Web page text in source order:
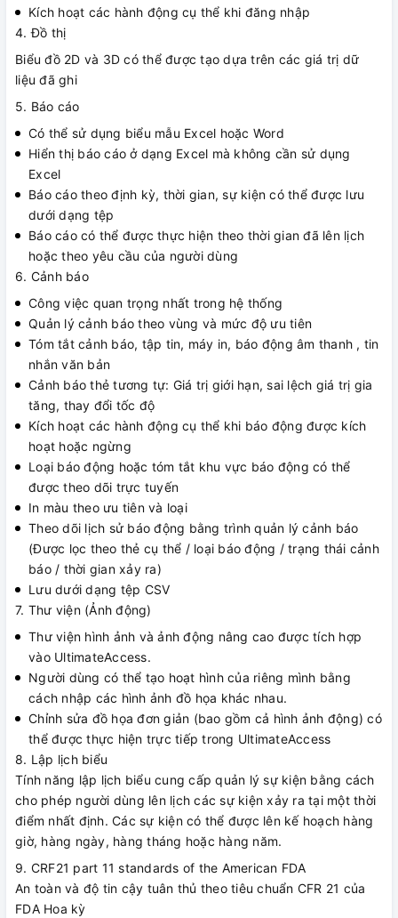
Kích hoạt các hành động cụ thể khi đăng nhập
4. Đồ thị
Biểu đồ 2D và 3D có thể được tạo dựa trên các giá trị dữ
liệu đã ghi
5. Báo cáo
Có thể sử dụng biểu mẫu Excel hoặc Word
Hiển thị báo cáo ở dạng Excel mà không cần sử dụng
Excel
Báo cáo theo định kỳ, thời gian, sự kiện có thể được lưu
dưới dạng tệp
Báo cáo có thể được thực hiện theo thời gian đã lên lịch
hoặc theo yêu cầu của người dùng
6. Cảnh báo
Công việc quan trọng nhất trong hệ thống
Quản lý cảnh báo theo vùng và mức độ ưu tiên
Tóm tắt cảnh báo, tập tin, máy in, báo động âm thanh , tin
nhắn văn bản
Cảnh báo thẻ tương tự: Giá trị giới hạn, sai lệch giá trị gia
tăng, thay đổi tốc độ
Kích hoạt các hành động cụ thể khi báo động được kích
hoạt hoặc ngừng
Loại báo động hoặc tóm tắt khu vực báo động có thể
được theo dõi trực tuyến
In màu theo ưu tiên và loại
Theo dõi lịch sử báo động bằng trình quản lý cảnh báo
(Được lọc theo thẻ cụ thể / loại báo động / trạng thái cảnh
báo / thời gian xảy ra)
Lưu dưới dạng tệp CSV
7. Thư viện (Ảnh động)
Thư viện hình ảnh và ảnh động nâng cao được tích hợp
vào UltimateAccess.
Người dùng có thể tạo hoạt hình của riêng mình bằng
cách nhập các hình ảnh đồ họa khác nhau.
Chỉnh sửa đồ họa đơn giản (bao gồm cả hình ảnh động) có
thể được thực hiện trực tiếp trong UltimateAccess
8. Lập lịch biểu
Tính năng lập lịch biểu cung cấp quản lý sự kiện bằng cách
cho phép người dùng lên lịch các sự kiện xảy ra tại một thời
điểm nhất định. Các sự kiện có thể được lên kế hoạch hàng
giờ, hàng ngày, hàng tháng hoặc hàng năm.
9. CRF21 part 11 standards of the American FDA
An toàn và độ tin cậy tuân thủ theo tiêu chuẩn CFR 21 của
FDA Hoa kỳ